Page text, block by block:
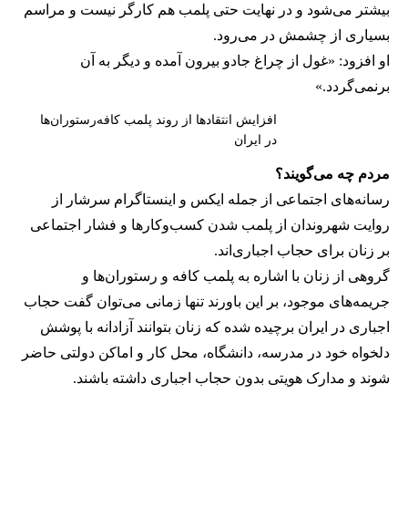
بیشتر می‌شود و در نهایت حتی پلمب هم کارگر نیست و مراسم
بسیاری از چشمش در می‌رود.
او افزود: «غول از چراغ جادو بیرون آمده و دیگر به آن
برنمی‎‌گردد.»
افزایش انتقادها از روند پلمب کافه‌رستوران‌ها
در ایران
مردم چه می‌گویند؟
رسانه‎‌های اجتماعی از جمله ایکس و اینستاگرام سرشار از
روایت شهروندان از پلمب شدن کسب‌وکارها و فشار اجتماعی
بر زنان برای حجاب اجباری‌اند.
گروهی از زنان با اشاره به پلمب کافه و رستوران‌ها و
جریمه‌های موجود، بر این باورند تنها زمانی می‌توان گفت حجاب
اجباری در ایران برچیده شده که زنان بتوانند آزادانه با پوشش
دلخواه خود در مدرسه، دانشگاه، محل کار و اماکن دولتی حاضر
شوند و مدارک هویتی بدون حجاب اجباری داشته باشند.